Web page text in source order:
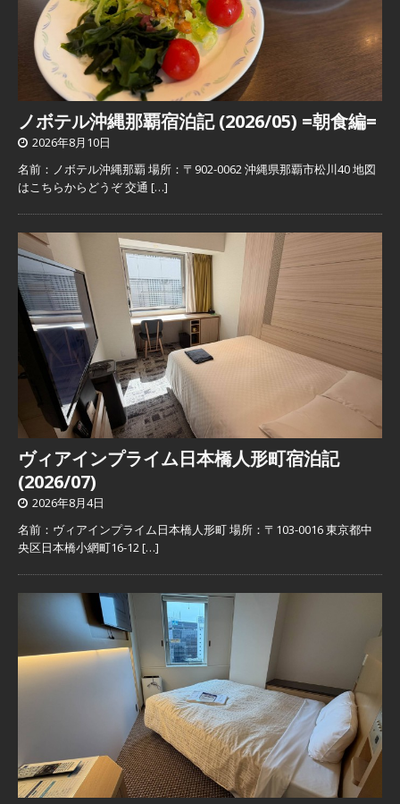
ノボテル沖縄那覇宿泊記 (2026/05) =朝食編=
2026年8月10日
名前：ノボテル沖縄那覇 場所：〒902-0062 沖縄県那覇市松川40 地図
はこちらからどうぞ 交通 […]
ヴィアインプライム日本橋人形町宿泊記
(2026/07)
2026年8月4日
名前：ヴィアインプライム日本橋人形町 場所：〒103-0016 東京都中
央区日本橋小網町16-12 […]